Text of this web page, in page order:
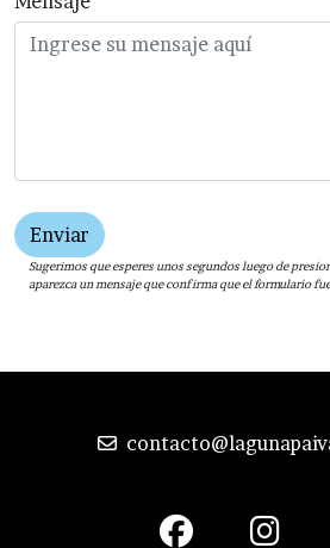
Enviar
Sugerimos que esperes unos segundos luego de
aparezca un mensaje que confirma que el formulario